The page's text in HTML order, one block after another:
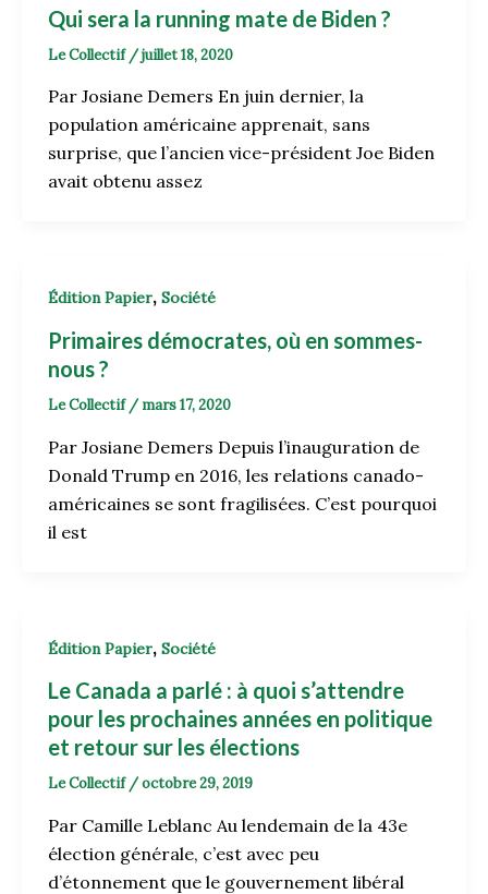
Qui sera la running mate de Biden ?
Le Collectif /juillet 18, 2020
Par Josiane Demers En juin dernier, la
population américaine apprenait, sans
surprise, que l’ancien vice-président Joe Biden
avait obtenu assez
Édition Papier, Société
Primaires démocrates, où en sommes-
nous ?
Le Collectif / mars 17, 2020
Par Josiane Demers Depuis l’inauguration de
Donald Trump en 2016, les relations canado-
américaines se sont fragilisées. C’est pourquoi
il est
Édition Papier, Société
Le Canada a parlé : à quoi s’attendre
pour les prochaines années en politique
et retour sur les élections
Le Collectif /octobre 29, 2019
Par Camille Leblanc Au lendemain de la 43e
élection générale, c’est avec peu
d’étonnement que le gouvernement libéral